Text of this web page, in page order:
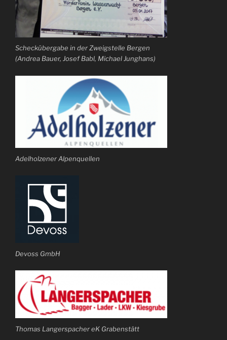
Scheckübergabe in der Zweigstelle Bergen
(Andrea Bauer, Josef Babl, Michael Junghans)
Adelholzener Alpenquellen
Devoss GmbH
Thomas Langerspacher eK Grabenstätt